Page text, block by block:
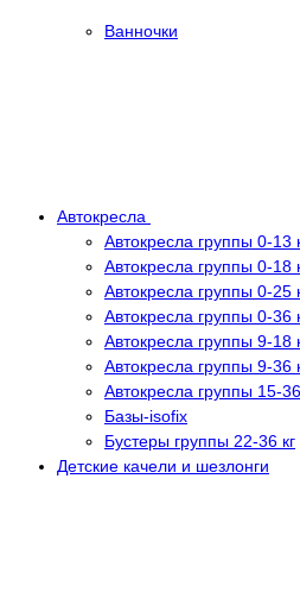
Ванночки
Автокресла
Автокресла группы 0-13
Автокресла группы 0-18
Автокресла группы 0-25
Автокресла группы 0-36
Автокресла группы 9-18
Автокресла группы 9-36
Автокресла группы 15-36
Базы-isofix
Бустеры группы 22-36 кг
Детские качели и шезлонги